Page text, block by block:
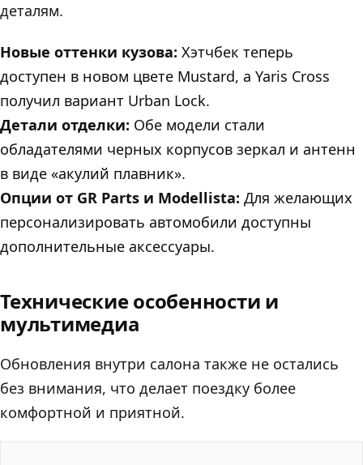
деталям.
Новые оттенки кузова: Хэтчбек теперь
доступен в новом цвете Mustard, а Yaris Cross
получил вариант Urban Lock.
Детали отделки: Обе модели стали
обладателями черных корпусов зеркал и антенн
в виде «акулий плавник».
Опции от GR Parts и Modellista: Для желающих
персонализировать автомобили доступны
дополнительные аксессуары.
Технические особенности и
мультимедиа
Обновления внутри салона также не остались
без внимания, что делает поездку более
комфортной и приятной.